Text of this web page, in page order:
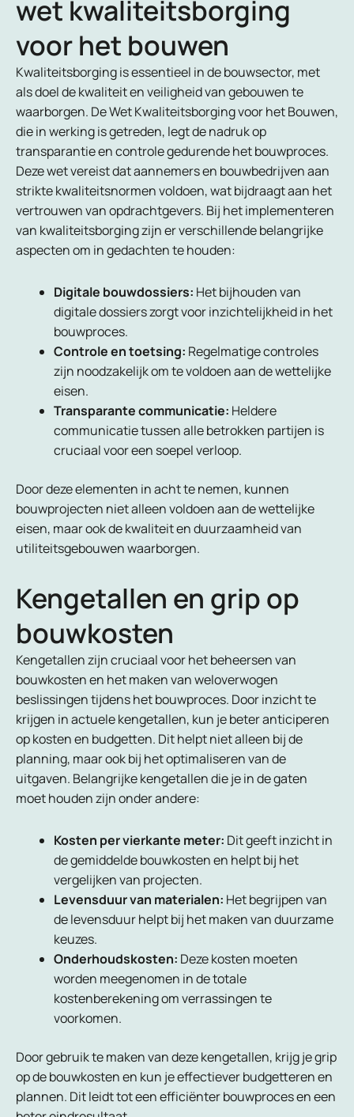
wet kwaliteitsborging
voor het bouwen
Kwaliteitsborging is essentieel in de bouwsector, met
als doel de kwaliteit en veiligheid van gebouwen te
waarborgen. De Wet Kwaliteitsborging voor het Bouwen,
die in werking is getreden, legt de nadruk op
transparantie en controle gedurende het bouwproces.
Deze wet vereist dat aannemers en bouwbedrijven aan
strikte kwaliteitsnormen voldoen, wat bijdraagt aan het
vertrouwen van opdrachtgevers. Bij het implementeren
van kwaliteitsborging zijn er verschillende belangrijke
aspecten om in gedachten te houden:
Digitale bouwdossiers: Het bijhouden van
digitale dossiers zorgt voor inzichtelijkheid in het
bouwproces.
Controle en toetsing: Regelmatige controles
zijn noodzakelijk om te voldoen aan de wettelijke
eisen.
Transparante communicatie: Heldere
communicatie tussen alle betrokken partijen is
cruciaal voor een soepel verloop.
Door deze elementen in acht te nemen, kunnen
bouwprojecten niet alleen voldoen aan de wettelijke
eisen, maar ook de kwaliteit en duurzaamheid van
utiliteitsgebouwen waarborgen.
Kengetallen en grip op
bouwkosten
Kengetallen zijn cruciaal voor het beheersen van
bouwkosten en het maken van weloverwogen
beslissingen tijdens het bouwproces. Door inzicht te
krijgen in actuele kengetallen, kun je beter anticiperen
op kosten en budgetten. Dit helpt niet alleen bij de
planning, maar ook bij het optimaliseren van de
uitgaven. Belangrijke kengetallen die je in de gaten
moet houden zijn onder andere:
Kosten per vierkante meter: Dit geeft inzicht in
de gemiddelde bouwkosten en helpt bij het
vergelijken van projecten.
Levensduur van materialen: Het begrijpen van
de levensduur helpt bij het maken van duurzame
keuzes.
Onderhoudskosten: Deze kosten moeten
worden meegenomen in de totale
kostenberekening om verrassingen te
voorkomen.
Door gebruik te maken van deze kengetallen, krijg je grip
op de bouwkosten en kun je effectiever budgetteren en
plannen. Dit leidt tot een efficiënter bouwproces en een